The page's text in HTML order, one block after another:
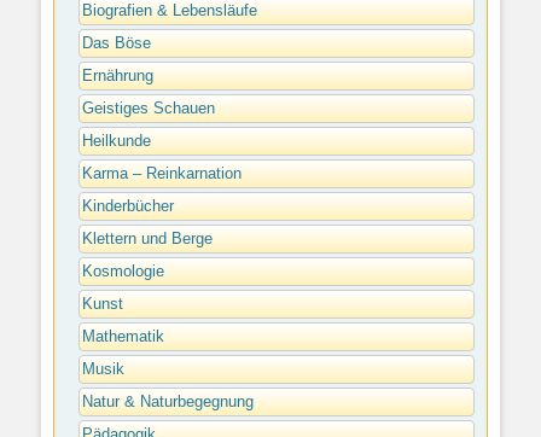
Biografien & Lebensläufe
Das Böse
Ernährung
Geistiges Schauen
Heilkunde
Karma – Reinkarnation
Kinderbücher
Klettern und Berge
Kosmologie
Kunst
Mathematik
Musik
Natur & Naturbegegnung